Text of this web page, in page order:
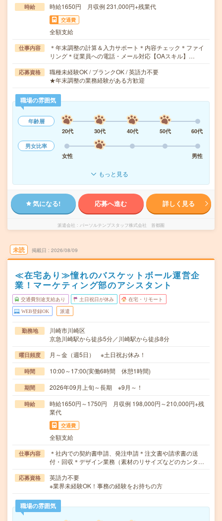
時給 時給1650円 月収例 231,000円+残業代
交通費
全額支給
仕事内容
＊年末調整の計算＆入力サポート＊内容チェック＊ファイ
リング＊従業員への電話・メール対応【OAスキル】…
応募資格
職種未経験OK / ブランクOK / 英語力不要
★年末調整の業務経験がある方歓迎
職場の雰囲気
年齢層
20代
30代 40代 50代
60代
男女比率
女性
男性
もっと見る
気になる! 応募へ進む 詳しく見る
派遣会社 パーソルテンプスタッフ株式会社 首都圏
未読 掲載日 2026/08/09
≪在宅あり≫憧れのバスケットボール運営企
業！マーケティング部のアシスタント
交通費別途支給あり 土日祝日が休み 在宅・リモート
WEB登録OK 派遣
勤務地
川崎市川崎区
京急川崎駅から徒歩5分／川崎駅から徒歩8分
曜日頻度 月～金（週5日） ※土日祝お休み！
時間 10:00～17:00(実働6時間 休憩1時間)
期間 2026年09月上旬～長期 ※9月～！
時給
時給1650円～1750円 月収例 198,000円～210,000円+残
業代
交通費
全額支給
仕事内容
＊社内での契約書申請、発注申請＊注文書や請求書の送
付・回収＊デザイン業務（素材のリサイズなどのカンタ…
応募資格
英語力不要
※業界未経験OK！事務の経験をお持ちの方
職場の雰囲気